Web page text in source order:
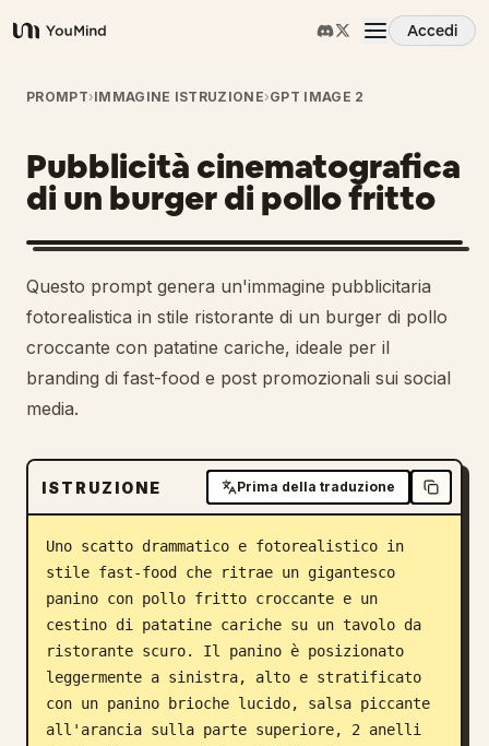
YouMind
Accedi
Panoramica
Casi d'uso
Abilità
Prompt
Prezzi
Blog
Aggiornamenti
PROMPT›IMMAGINE ISTRUZIONE›GPT IMAGE 2
Pubblicità cinematografica
di un burger di pollo fritto
Questo prompt genera un'immagine pubblicitaria
fotorealistica in stile ristorante di un burger di pollo
croccante con patatine cariche, ideale per il
branding di fast-food e post promozionali sui social
media.
ISTRUZIONE Prima della traduzione
Uno scatto drammatico e fotorealistico in
stile fast-food che ritrae un gigantesco
panino con pollo fritto croccante e un
cestino di patatine cariche su un tavolo da
ristorante scuro. Il panino è posizionato
leggermente a sinistra, alto e stratificato
con un panino brioche lucido, salsa piccante
all'arancia sulla parte superiore, 2 anelli